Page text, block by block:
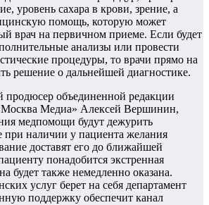
уровень сахара в крови, зрение, а
помощь, которую может
врач на первичном приеме. Если будет
анализы или провести
процедуры, то врачи прямо на
решение о дальнейшей диагностике.
продюсер объединенной редакции
Медиа» Алексей Вершинин,
медпомощи будут дежурить
при наличии у пациента желания
доставят его до ближайшей
понадобится экстренная
будет также немедленно оказана.
услуг берет на себя департамент
поддержку обеспечит канал